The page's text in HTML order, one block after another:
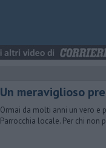
Un meraviglioso
Ormai da molti anni un vero
Parrocchia locale. Per chi non